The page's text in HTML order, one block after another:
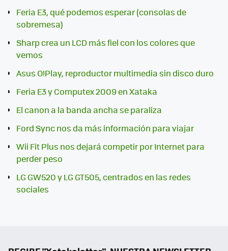
Feria E3, qué podemos esperar (consolas de
sobremesa)
Sharp crea un LCD más fiel con los colores que
vemos
Asus O!Play, reproductor multimedia sin disco duro
Feria E3 y Computex 2009 en Xataka
El canon a la banda ancha se paraliza
Ford Sync nos da más información para viajar
Wii Fit Plus nos dejará competir por Internet para
perder peso
LG GW520 y LG GT505, centrados en las redes
sociales